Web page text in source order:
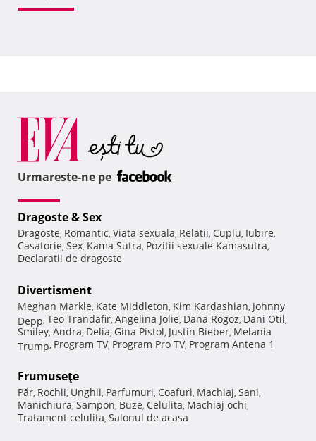
Urmareste-ne pe
Dragoste & Sex
Dragoste, Romantic, Viata sexuala, Relatii, Cuplu, Iubire,
Casatorie, Sex, Kama Sutra, Pozitii sexuale Kamasutra,
Declaratii de dragoste
Divertisment
Meghan Markle, Kate Middleton, Kim Kardashian, Johnny
Depp, Teo Trandafir, Angelina Jolie, Dana Rogoz, Dani Otil,
Smiley, Andra, Delia, Gina Pistol, Justin Bieber, Melania
Trump, Program TV, Program Pro TV, Program Antena 1
Frumuseţe
Păr, Rochii, Unghii, Parfumuri, Coafuri, Machiaj, Sani,
Manichiura, Sampon, Buze, Celulita, Machiaj ochi,
Tratament celulita, Salonul de acasa